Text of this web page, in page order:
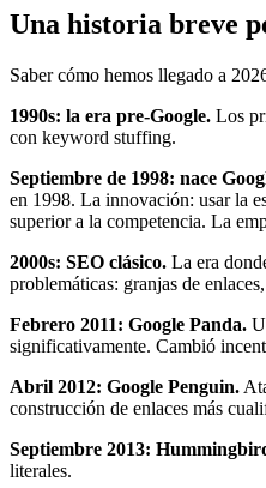
Una historia breve
Saber cómo hemos llegado a
1990s: la era pre-Google. Los
con keyword stuffing.
Septiembre de 1998: nace
en 1998. La innovación: usar la
superior a la competencia. La
2000s: SEO clásico. La era
problemáticas: granjas de
Febrero 2011: Google Panda.
significativamente. Cambió
Abril 2012: Google Penguin.
construcción de enlaces más
Septiembre 2013:
literales.